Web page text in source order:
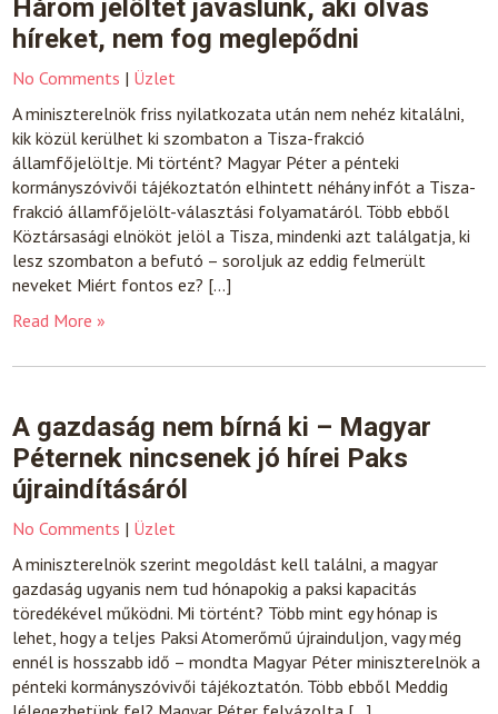
Három jelöltet javaslunk, aki olvas
híreket, nem fog meglepődni
No Comments | Üzlet
A miniszterelnök friss nyilatkozata után nem nehéz kitalálni,
kik közül kerülhet ki szombaton a Tisza-frakció
államfőjelöltje. Mi történt? Magyar Péter a pénteki
kormányszóvivői tájékoztatón elhintett néhány infót a Tisza-
frakció államfőjelölt-választási folyamatáról. Több ebből
Köztársasági elnököt jelöl a Tisza, mindenki azt találgatja, ki
lesz szombaton a befutó – soroljuk az eddig felmerült
neveket Miért fontos ez? […]
Read More »
A gazdaság nem bírná ki – Magyar
Péternek nincsenek jó hírei Paks
újraindításáról
No Comments | Üzlet
A miniszterelnök szerint megoldást kell találni, a magyar
gazdaság ugyanis nem tud hónapokig a paksi kapacitás
töredékével működni. Mi történt? Több mint egy hónap is
lehet, hogy a teljes Paksi Atomerőmű újrainduljon, vagy még
ennél is hosszabb idő – mondta Magyar Péter miniszterelnök a
pénteki kormányszóvivői tájékoztatón. Több ebből Meddig